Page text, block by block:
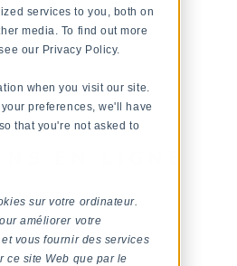
services to you, both on
media. To find out more
our Privacy Policy.
when you visit our site.
preferences, we'll have
that you're not asked to
sur votre ordinateur.
améliorer votre
vous fournir des services
ce site Web que par le
EN LIGNE